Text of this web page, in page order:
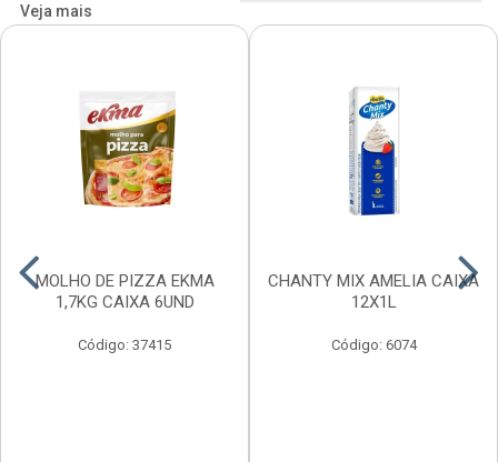
Veja mais
MOLHO DE PIZZA EKMA
1,7KG CAIXA 6UND
Código: 37415
CHANTY MIX AMELIA CAIXA
12X1L
Código: 6074